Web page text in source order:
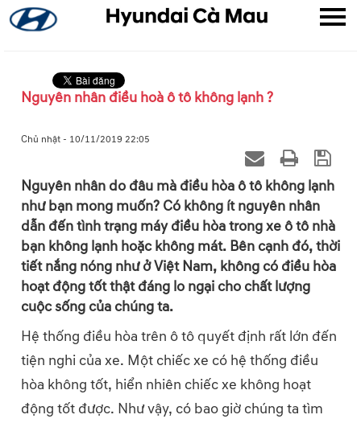
Nguyên nhân điều hoà ô tô không lạnh ?
Chủ nhật - 10/11/2019 22:05
Nguyên nhân do đâu mà điều hòa ô tô không lạnh
như bạn mong muốn? Có không ít nguyên nhân
dẫn đến tình trạng máy điều hòa trong xe ô tô nhà
bạn không lạnh hoặc không mát. Bên cạnh đó, thời
tiết nắng nóng như ở Việt Nam, không có điều hòa
hoạt động tốt thật đáng lo ngại cho chất lượng
cuộc sống của chúng ta.
Hệ thống điều hòa trên ô tô quyết định rất lớn đến
tiện nghi của xe. Một chiếc xe có hệ thống điều
hòa không tốt, hiển nhiên chiếc xe không hoạt
động tốt được. Như vậy, có bao giờ chúng ta tìm